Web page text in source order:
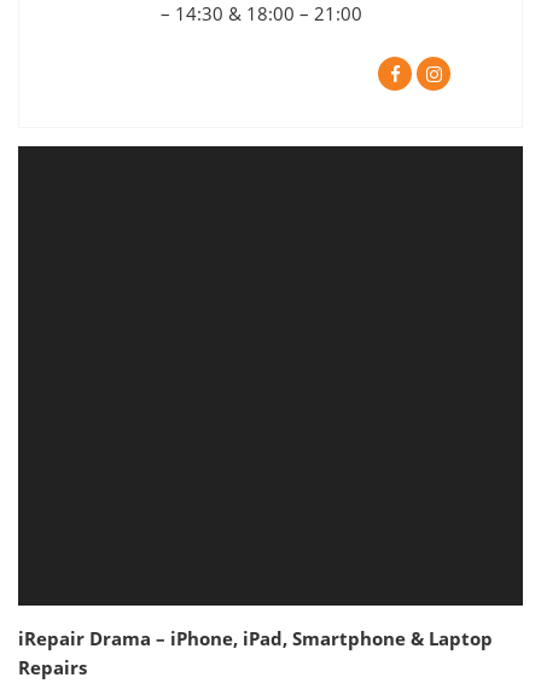
– 14:30 & 18:00 – 21:00
iRepair Drama – iPhone, iPad, Smartphone & Laptop
Repairs